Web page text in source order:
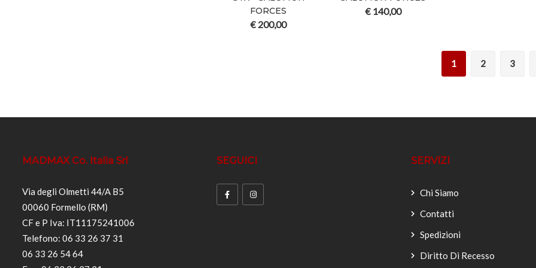
FORCES
€200,00
€140,00
1 2 3
MADMAX Co. Italia Srl
Via degli Olmetti 44/A B5
00060 Formello (RM)
CF e P Iva: IT11175241006
Telefono: 06 33 26 37 31
06 33 26 54 64
SEGUICI SERVIZI
Chi Siamo
Contatti
Spedizioni
Diritto Di Recesso